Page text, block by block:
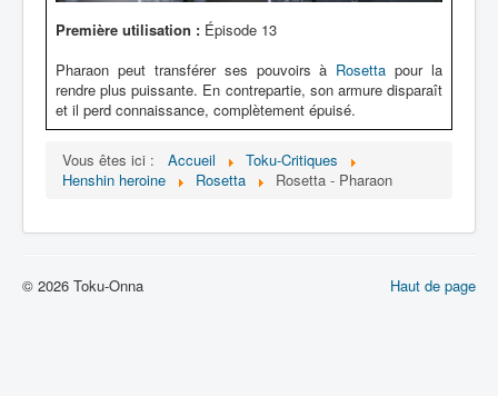
Première utilisation : Épisode 13
Pharaon peut transférer ses pouvoirs à Rosetta pour la
rendre plus puissante. En contrepartie, son armure disparaît
et il perd connaissance, complètement épuisé.
Vous êtes ici : Accueil
Toku-Critiques
Henshin heroine
Rosetta Rosetta - Pharaon
Haut de page
© 2026 Toku-Onna